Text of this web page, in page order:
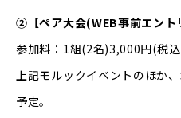
②【ペア大会(WEB事前エン
参加料：1組(2名)3,000円(税
上記モルックイベントのほか
予定。